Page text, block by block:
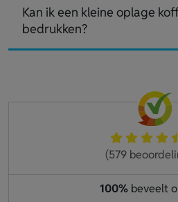
Kan ik een kleine oplage
bedrukken?
(579
100%beveelt